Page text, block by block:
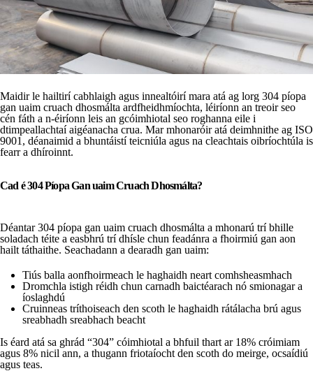
Maidir le hailtirí cabhlaigh agus innealtóirí mara atá ag lorg 304 píopa
gan uaim cruach dhosmálta ardfheidhmíochta, léiríonn an treoir seo
cén fáth a n-éiríonn leis an gcóimhiotal seo roghanna eile i
dtimpeallachtaí aigéanacha crua. Mar mhonaróir atá deimhnithe ag ISO
9001, déanaimid a bhuntáistí teicniúla agus na cleachtais oibríochtúla is
fearr a dhíroinnt.
Cad é 304 Píopa Gan uaim Cruach Dhosmálta?
Déantar 304 píopa gan uaim cruach dhosmálta a mhonarú trí bhille
soladach téite a easbhrú trí dhísle chun feadánra a fhoirmiú gan aon
hailt táthaithe. Seachadann a dearadh gan uaim:
Tiús balla aonfhoirmeach le haghaidh neart comhsheasmhach
Dromchla istigh réidh chun carnadh baictéarach nó smionagar a
íoslaghdú
Cruinneas tríthoiseach den scoth le haghaidh rátálacha brú agus
sreabhadh sreabhach beacht
Is éard atá sa ghrád “304” cóimhiotal a bhfuil thart ar 18% cróimiam
agus 8% nicil ann, a thugann friotaíocht den scoth do meirge, ocsaídiú
agus teas.